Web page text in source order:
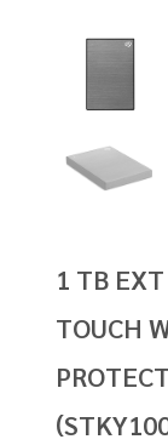
1 TB
TOUCH